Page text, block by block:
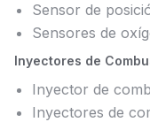
Sensor de
Sensores de
Inyectores de
Inyector de
Inyectores de